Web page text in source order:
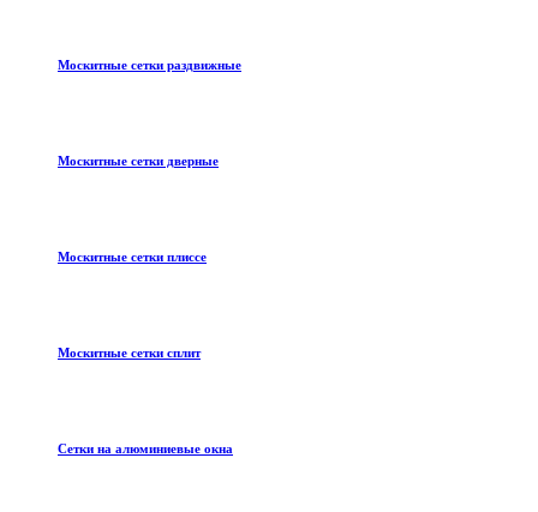
Москитные сетки раздвижные
Москитные сетки дверные
Москитные сетки плиссе
Москитные сетки сплит
Сетки на алюминиевые окна